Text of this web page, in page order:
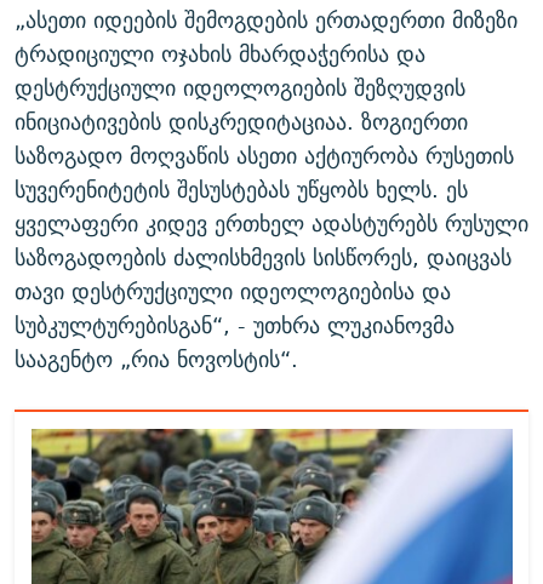
„ასეთი იდეების შემოგდების ერთადერთი მიზეზი
ტრადიციული ოჯახის მხარდაჭერისა და
დესტრუქციული იდეოლოგიების შეზღუდვის
ინიციატივების დისკრედიტაციაა. ზოგიერთი
საზოგადო მოღვაწის ასეთი აქტიურობა რუსეთის
სუვერენიტეტის შესუსტებას უწყობს ხელს. ეს
ყველაფერი კიდევ ერთხელ ადასტურებს რუსული
საზოგადოების ძალისხმევის სისწორეს, დაიცვას
თავი დესტრუქციული იდეოლოგიებისა და
სუბკულტურებისგან“, - უთხრა ლუკიანოვმა
სააგენტო „რია ნოვოსტის“.